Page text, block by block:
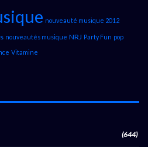
nouveauté musique 2012
nouveautés musique NRJ Party Fun pop
Vitamine
(644)